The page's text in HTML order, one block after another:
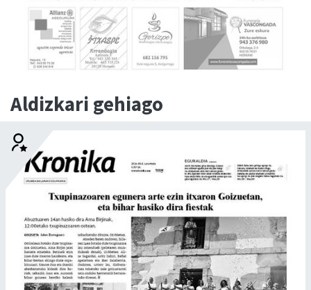
Aldizkari gehiago